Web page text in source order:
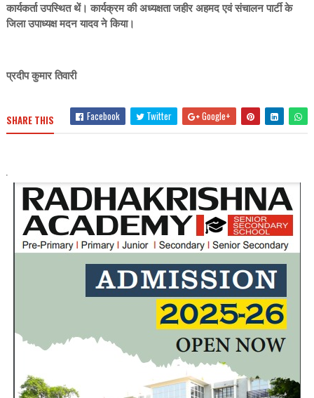
कार्यकर्ता उपस्थित थें। कार्यक्रम की अध्यक्षता जहीर अहमद एवं संचालन पार्टी के
जिला उपाध्यक्ष मदन यादव ने किया।
प्रदीप कुमार तिवारी
SHARE THIS Facebook Twitter Google+